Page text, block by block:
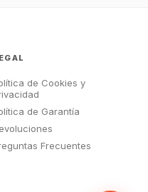
entrega
de Cookies y
de Garantía
Frecuentes